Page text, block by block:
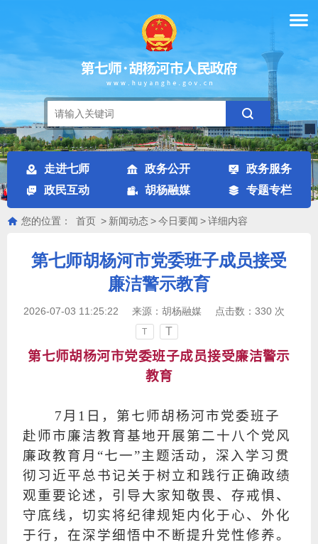
走进七师 政务公开
政务服务
政民互动
胡杨融媒 专题专栏
您的位置： 首页 > 新闻动态>今日要闻 >详细内容
第七师胡杨河市党委班子成员接受
廉洁警示教育
2026-07-03 11:25:22 来源： 胡杨融媒 点击数： 330次
T T
第七师胡杨河市党委班子成员接受廉洁警示
教育
7月1日，第七师胡杨河市党委班子
赴师市廉洁教育基地开展第二十八个党风
廉政教育月“七一”主题活动，深入学习贯
彻习近平总书记关于树立和践行正确政绩
观重要论述，引导大家知敬畏、存戒惧、
守底线，切实将纪律规矩内化于心、外化
于行，在深学细悟中不断提升党性修养。